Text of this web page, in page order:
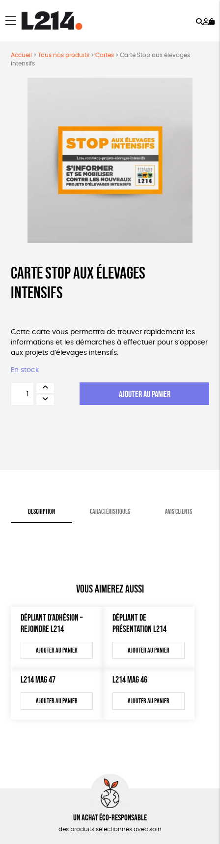
menu
Accueil > Tous nos produits> Cartes> Carte Stop aux élevages
intensifs
Carte Stop aux élevages
intensifs
Cette carte vous permettra de trouver rapidement les
informations et les démarches à effectuer pour s’opposer
aux projets d’élevages intensifs.
En stock
AJOUTER AU PANIER
DESCRIPTION CARACTÉRISTIQUES AVIS CLIENTS
Vous aimerez aussi
DÉPLIANT D’ADHÉSION –
REJOINDRE L214
Ajouter au panier
DÉPLIANT DE
PRÉSENTATION L214
Ajouter au panier
L214 MAG 47
Ajouter au panier
L214 MAG 46
Ajouter au panier
Un achat éco-responsable
des produits sélectionnés avec soin